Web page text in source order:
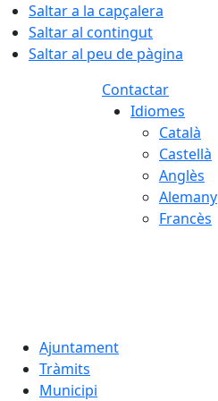
Saltar a la capçalera
Saltar al contingut
Saltar al peu de pàgina
Contactar
Idiomes
Català
Castellà
Anglès
Alemany
Francès
Ajuntament
Tràmits
Municipi